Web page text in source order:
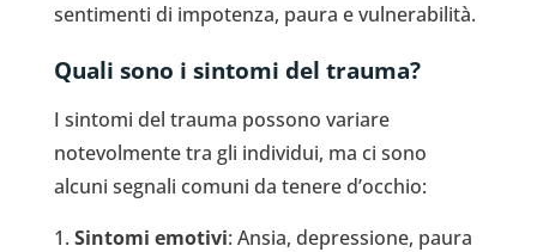
sentimenti di impotenza, paura e vulnerabilità.
Quali sono i sintomi del trauma?
I sintomi del trauma possono variare
notevolmente tra gli individui, ma ci sono
alcuni segnali comuni da tenere d’occhio:
Sintomi emotivi: Ansia, depressione, paura